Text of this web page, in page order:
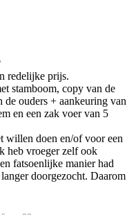
redelijke prijs.
stamboom, copy van de
ouders + aankeuring van
en een zak voer van 5
willen doen en/of voor een
heb vroeger zelf ook
fatsoenlijke manier had
doorgezocht. Daarom